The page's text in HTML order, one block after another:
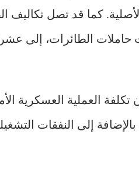
الأصلية. كما قد تصل
حاملات الطائرات، إلى
إلى النفقات